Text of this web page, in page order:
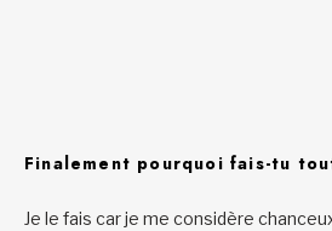
Finalement pourquoi fais-tu
Je le fais car je me considère